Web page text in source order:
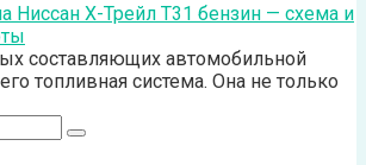
Ниссан Х-Трейл Т31 бензин — схема и
составляющих автомобильной
топливная система. Она не только